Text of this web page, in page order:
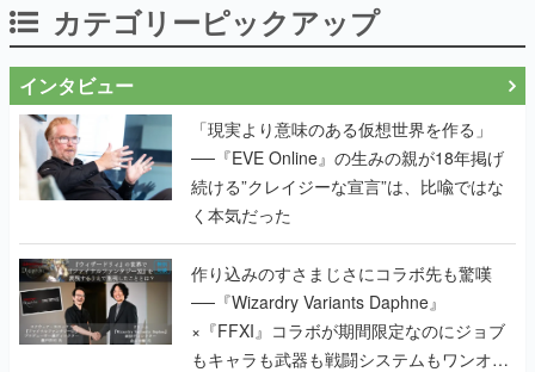
カテゴリーピックアップ
インタビュー
「現実より意味のある仮想世界を作る」
──『EVE Online』の生みの親が18年掲げ
続ける”クレイジーな宣言”は、比喩ではな
く本気だった
作り込みのすさまじさにコラボ先も驚嘆
──『Wizardry Variants Daphne』
×『FFXI』コラボが期間限定なのにジョブ
もキャラも武器も戦闘システムもワンオフ